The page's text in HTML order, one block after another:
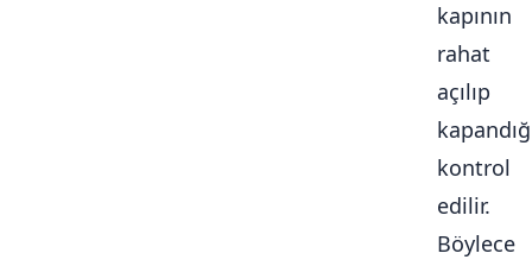
kapının
rahat
açılıp
kontrol
edilir.
Böylece